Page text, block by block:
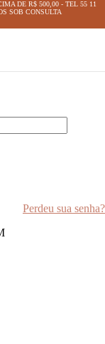
DE R$ 500,00 - TEL 55 11
SOB CONSULTA
Perdeu sua senha?